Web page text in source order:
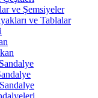
ve Şemsiyeler
ve Tablalar